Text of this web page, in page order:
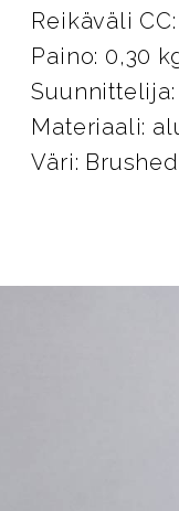
Reikäväli CC:
Paino: 0,30
Materiaali:
Väri: Brushed